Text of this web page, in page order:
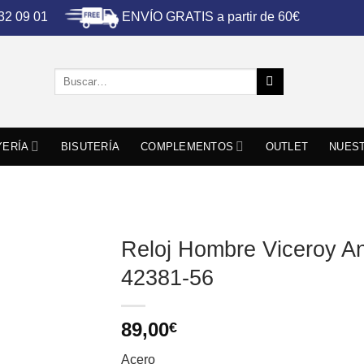
09 01 ENVÍO GRATIS a partir de 60€
Buscar
BISUTERÍA COMPLEMENTOS OUTLET
Reloj Hombre Viceroy
42381-56
89,00€
Acero